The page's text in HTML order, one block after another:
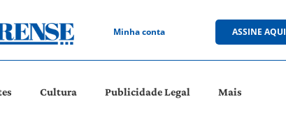
Minha conta ASSINE AQUI
Cultura Publicidade Legal Mais